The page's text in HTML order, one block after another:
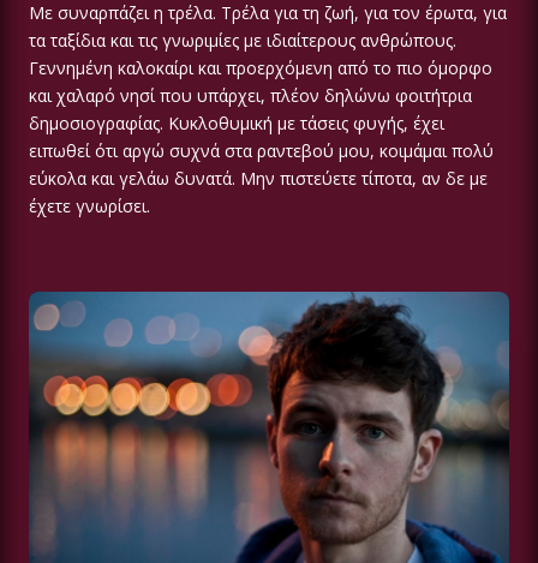
Με συναρπάζει η τρέλα. Τρέλα για τη ζωή, για τον έρωτα, για
τα ταξίδια και τις γνωριμίες με ιδιαίτερους ανθρώπους.
Γεννημένη καλοκαίρι και προερχόμενη από το πιο όμορφο
και χαλαρό νησί που υπάρχει, πλέον δηλώνω φοιτήτρια
δημοσιογραφίας. Κυκλοθυμική με τάσεις φυγής, έχει
ειπωθεί ότι αργώ συχνά στα ραντεβού μου, κοιμάμαι πολύ
εύκολα και γελάω δυνατά. Μην πιστεύετε τίποτα, αν δε με
έχετε γνωρίσει.